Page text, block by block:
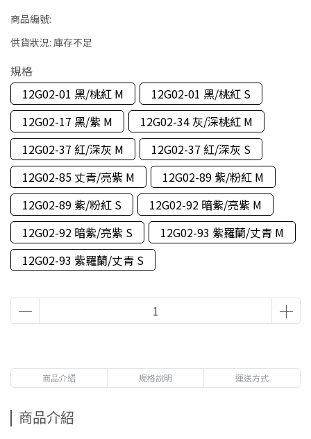
商品編號:
供貨狀況: 庫存不足
規格
12G02-01 黑/桃紅 M
12G02-01 黑/桃紅 S
12G02-17 黑/紫 M
12G02-34 灰/深桃紅 M
12G02-37 紅/深灰 M
12G02-37 紅/深灰 S
12G02-85 丈青/亮紫 M
12G02-89 紫/粉紅 M
12G02-89 紫/粉紅 S
12G02-92 暗紫/亮紫 M
12G02-92 暗紫/亮紫 S
12G02-93 紫羅蘭/丈青 M
12G02-93 紫羅蘭/丈青 S
商品介紹 規格說明 運送方式
商品介紹